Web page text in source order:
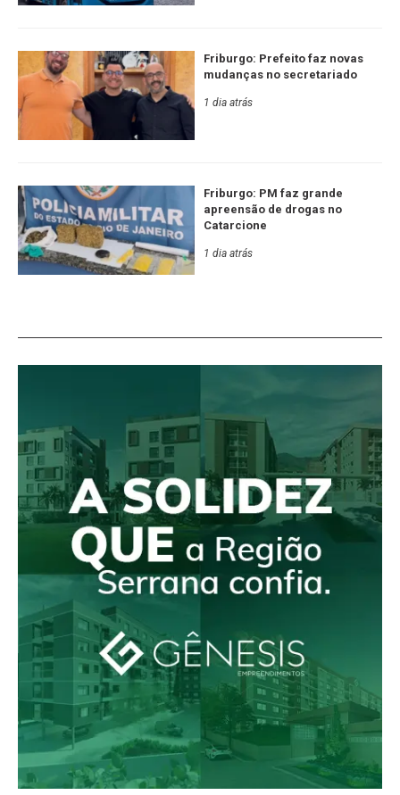
Friburgo: Prefeito faz novas
mudanças no secretariado
1 dia atrás
Friburgo: PM faz grande
apreensão de drogas no
Catarcione
1 dia atrás